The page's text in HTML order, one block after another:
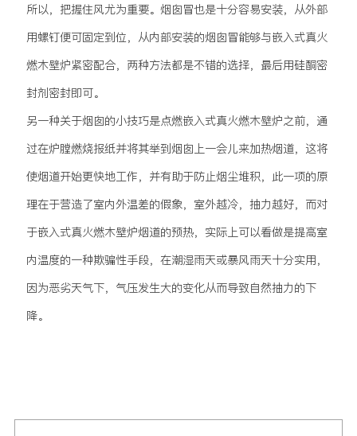
所以，把握住风尤为重要。烟囱冒也是十分容易安装，从外部
用螺钉便可固定到位，从内部安装的烟囱冒能够与嵌入式真火
燃木壁炉紧密配合，两种方法都是不错的选择，最后用硅酮密
封剂密封即可。
另一种关于烟囱的小技巧是点燃嵌入式真火燃木壁炉之前，通
过在炉膛燃烧报纸并将其举到烟囱上一会儿来加热烟道，这将
使烟道开始更快地工作，并有助于防止烟尘堆积，此一项的原
理在于营造了室内外温差的假象，室外越冷，抽力越好，而对
于嵌入式真火燃木壁炉烟道的预热，实际上可以看做是提高室
内温度的一种欺骗性手段，在潮湿雨天或暴风雨天十分实用，
因为恶劣天气下，气压发生大的变化从而导致自然抽力的下
降。